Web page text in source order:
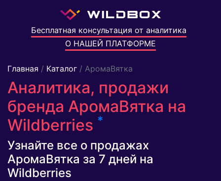
Бесплатная консультация от аналитика
О НАШЕЙ ПЛАТФОРМЕ
Главная / Каталог / АромаВятка
Аналитика, продажи
бренда АромаВятка на
Wildberries *
Узнайте все о продажах
АромаВятка за 7 дней на
Wildberries